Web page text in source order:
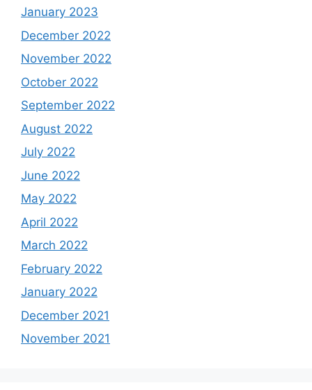
January 2023
December 2022
November 2022
October 2022
September 2022
August 2022
July 2022
June 2022
May 2022
April 2022
March 2022
February 2022
January 2022
December 2021
November 2021